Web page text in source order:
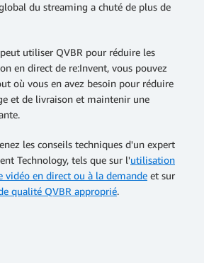
du streaming a chuté de plus de
utiliser QVBR pour réduire les
en direct de re:Invent, vous pouvez
où vous en avez besoin pour réduire
et de livraison et maintenir une
les conseils techniques d'un expert
Technology, tels que sur l'utilisation
vidéo en direct ou à la demande et sur
qualité QVBR approprié.